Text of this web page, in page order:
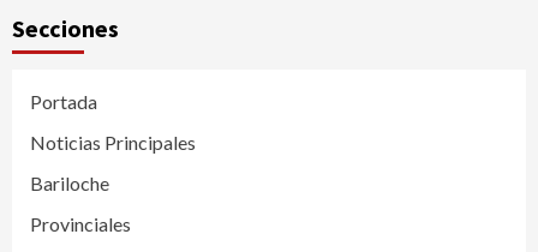
Secciones
Portada
Noticias Principales
Bariloche
Provinciales